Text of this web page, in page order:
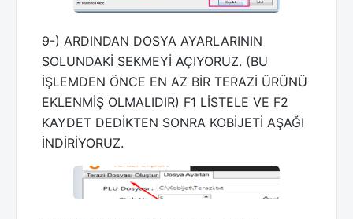
9-) ARDINDAN DOSYA AYARLARININ
SOLUNDAKİ SEKMEYİ AÇIYORUZ. (BU
İŞLEMDEN ÖNCE EN AZ BİR TERAZİ ÜRÜNÜ
EKLENMİŞ OLMALIDIR) F1 LİSTELE VE F2
KAYDET DEDİKTEN SONRA KOBİJETİ AŞAĞI
İNDİRİYORUZ.